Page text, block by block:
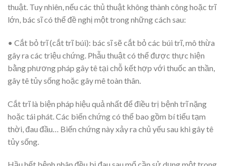
thuật. Tuy nhiên, nếu các thủ thuật không thành công hoặc trĩ
lớn, bác sĩ có thể đề nghị một trong những cách sau:
• Cắt bỏ trĩ (cắt trĩ búi): bác sĩ sẽ cắt bỏ các búi trĩ, mô thừa
gây ra các triệu chứng. Phẫu thuật có thể được thực hiện
bằng phương pháp gây tê tại chỗ kết hợp với thuốc an thần,
gây tê tủy sống hoặc gây mê toàn thân.
Cắt trĩ là biện pháp hiệu quả nhất để điều trị bệnh trĩ nặng
hoặc tái phát. Các biến chứng có thể bao gồm bí tiểu tạm
thời, đau đầu… Biến chứng này xảy ra chủ yếu sau khi gây tê
tủy sống.